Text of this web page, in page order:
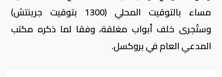
مساء بالتوقيت المحلي (1300 بتوقيت جرينتش)
وستُجرى خلف أبواب مغلقة، وفقا لما ذكره مكتب
المدعي العام في بروكسل.